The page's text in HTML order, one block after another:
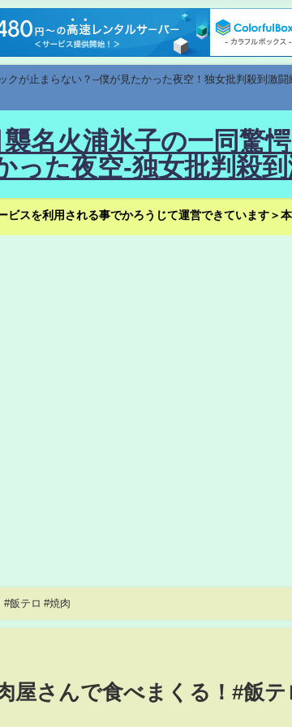
が止まらない？--僕が見たかった夜空！独女批判殺到激
名火浦氷子の一同驚
った夜空-独女批判殺
スを利用される事でかろうじて運営できています＞
飯テロ #焼肉
屋さんで食べまくる！#飯テ